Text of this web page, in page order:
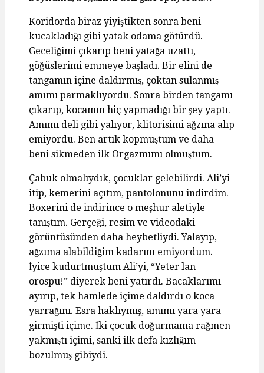
Koridorda biraz yiyiştikten sonra beni
kucakladığı gibi yatak odama götürdü.
Geceliğimi çıkarıp beni yatağa uzattı,
göğüslerimi emmeye başladı. Bir elini de
tangamın içine daldırmış, çoktan sulanmış
amımı parmaklıyordu. Sonra birden tangamı
çıkarıp, kocamın hiç yapmadığı bir şey yaptı.
Amımı deli gibi yalıyor, klitorisimi ağzına alıp
emiyordu. Ben artık kopmuştum ve daha
beni sikmeden ilk Orgazmımı olmuştum.
Çabuk olmalıydık, çocuklar gelebilirdi. Ali’yi
itip, kemerini açıtım, pantolonunu indirdim.
Boxerini de indirince o meşhur aletiyle
tanıştım. Gerçeği, resim ve videodaki
görüntüsünden daha heybetliydi. Yalayıp,
ağzıma alabildiğim kadarını emiyordum.
İyice kudurtmuştum Ali’yi, “Yeter lan
orospu!” diyerek beni yatırdı. Bacaklarımı
ayırıp, tek hamlede içime daldırdı o koca
yarrağını. Esra haklıymış, amımı yara yara
girmişti içime. İki çocuk doğurmama rağmen
yakmıştı içimi, sanki ilk defa kızlığım
bozulmuş gibiydi.